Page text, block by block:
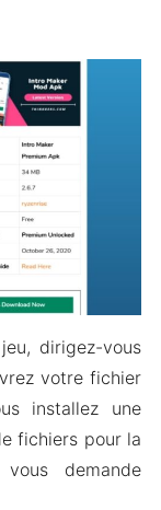
dirigez-vous
votre fichier
installez une
fichiers pour la
demande